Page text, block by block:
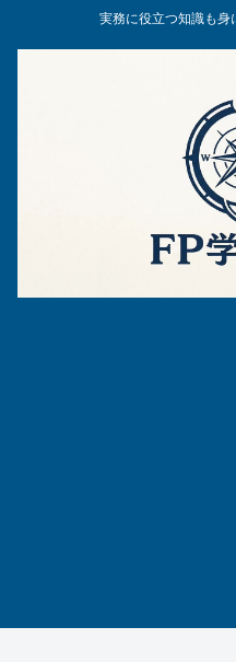
実務に役立つ知識も身